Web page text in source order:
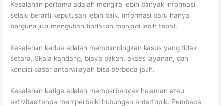
Kesalahan pertama adalah mengira lebih banyak informasi
selalu berarti keputusan lebih baik. Informasi baru hanya
berguna jika mengubah tindakan menjadi lebih tepat.
Kesalahan kedua adalah membandingkan kasus yang tidak
setara. Skala kandang, biaya pakan, akses layanan, dan
kondisi pasar antarwilayah bisa berbeda jauh.
Kesalahan ketiga adalah memperbanyak halaman atau
aktivitas tanpa memperbaiki hubungan antartopik. Pembaca